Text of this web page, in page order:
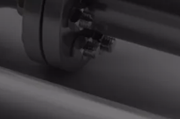
English